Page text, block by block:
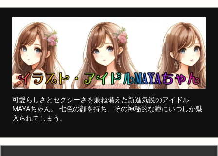
可愛らしさとセクシーさを兼ね備えた新進気鋭のアイドル
MAYAちゃん。 七色の顔を持ち、その神秘的な瞳にいつしか魅
入られてしまう。